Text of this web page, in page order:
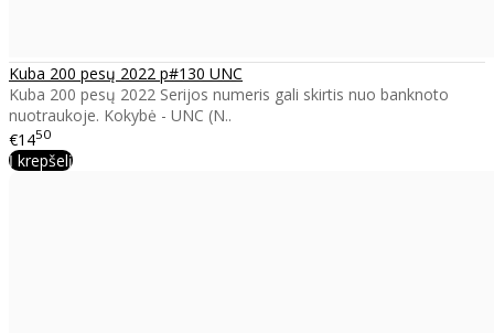
Kuba 200 pesų 2022 p#130 UNC
Kuba 200 pesų 2022 Serijos numeris gali skirtis nuo banknoto
nuotraukoje. Kokybė - UNC (N..
€1450
Į krepšelį